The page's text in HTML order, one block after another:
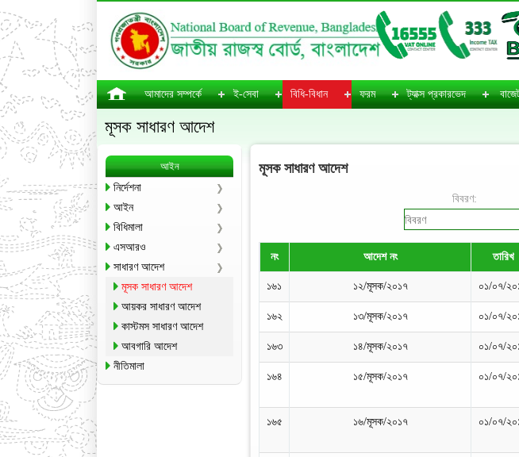
আমাদের সম্পর্কে ই-সেবা বিধি-বিধান ফরম ট্যাক্স প্রকারভেদ
মূসক সাধারণ আদেশ
আইন
নির্দেশনা
আইন
বিধিমালা
এসআরও
সাধারণ আদেশ
মূসক সাধারণ আদেশ
আয়কর সাধারণ আদেশ
কাস্টমস সাধারণ আদেশ
আবগারি আদেশ
নীতিমালা
মূসক সাধারণ আদেশ
বিবরণ:
নং আদেশ নং তারিখ
১৬১ ১২/মূসক/২০১৭ ০১/০৭/
১৬২ ১৩/মূসক/২০১৭ ০১/০৭/
১৬৩ ১৪/মূসক/২০১৭ ০১/০৭/
১৬৪ ১৫/মূসক/২০১৭ ০১/০৭/
১৬৫ ১৬/মূসক/২০১৭ ০১/০৭/